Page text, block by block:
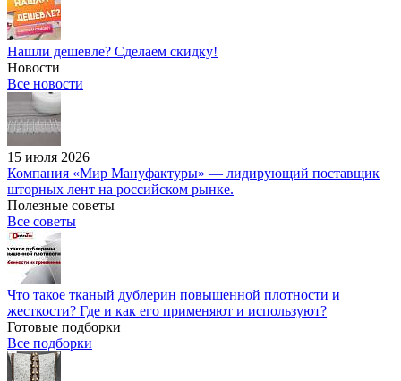
Нашли дешевле? Сделаем скидку!
Новости
Все новости
15 июля 2026
Компания «Мир Мануфактуры» — лидирующий поставщик
шторных лент на российском рынке.
Полезные советы
Все советы
Что такое тканый дублерин повышенной плотности и
жесткости? Где и как его применяют и используют?
Готовые подборки
Все подборки